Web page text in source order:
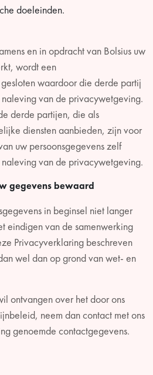
doeleinden.
en in opdracht van Bolsius uw
wordt een
waardoor die derde partij
van de privacywetgeving.
derde partijen, die als
diensten aanbieden, zijn voor
uw persoonsgegevens zelf
van de privacywetgeving.
gegevens bewaard
in beginsel niet langer
eindigen van de samenwerking
Privacyverklaring beschreven
wel dan op grond van wet- en
ontvangen over het door ons
neem dan contact met ons
genoemde contactgegevens.